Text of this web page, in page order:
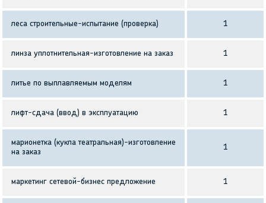
леса строительные-испытание (проверка) 1
линза уплотнительная-изготовление на заказ 1
литье по выплавляемым моделям 1
лифт-сдача (ввод) в эксплуатацию 1
марионетка (кукла театральная)-изготовление
на заказ
1
маркетинг сетевой-бизнес предложение 1